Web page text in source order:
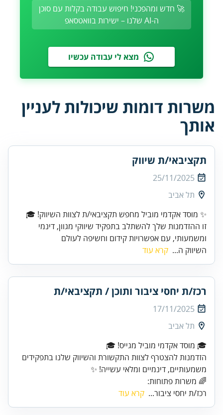
🚀 חדש ומהפכני! חיפוש עבודה בקלות עם סוכן
ה-AI שלנו – ישירות בוואטסאפ
מצא לי עבודה עכשיו
משרות דומות שיכולות לעניין
אותך
תקציבאי/ת שיווק
25/11/2025
תל אביב
זו ההזדמנות שלך להשתלב בתפקיד שיווקי מגוון, דינמי
ומשמעותי, עם אפשרויות קידום וחשיפה לעולם
השיווק ה... קרא עוד
רכז/ת יחסי ציבור ותוכן / תקציבאי/ת
17/11/2025
תל אביב
הזדמנות להצטרף לצוות התקשורת והשיווק שלנו בתפקידים
משמעותיים, דינמיים ומלאי עשייה! ✨
🌈 משרות פתוחות:
רכז/ת יחסי ציבור... קרא עוד